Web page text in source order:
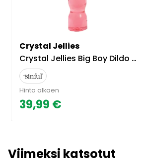
Crystal Jellies
Crystal Jellies Big Boy Dildo 30 cm - Pinkki
Hinta alkaen
39,99 €
Viimeksi katsotut